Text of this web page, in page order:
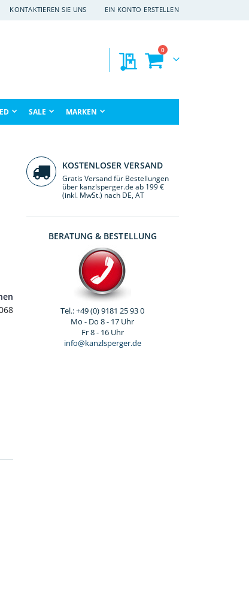
KONTAKTIEREN SIE UNS EIN KONTO ERSTELLEN
Warenkorb
0Artikel
Meine Preisanfragen
SALE MARKEN
KOSTENLOSER VERSAND
Gratis Versand für Bestellungen
über kanzlsperger.de ab 199 €
(inkl. MwSt.) nach DE, AT
BERATUNG & BESTELLUNG
Tel.: +49 (0) 9181 25 93 0
Mo - Do 8 - 17 Uhr
Fr 8 - 16 Uhr
info@kanzlsperger.de